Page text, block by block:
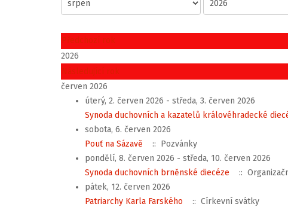
Předchozí rok
2026
Následující rok
červen 2026
úterý, 2. červen 2026 - středa, 3. červen 2026
Synoda duchovních a kazatelů královéhradecké
sobota, 6. červen 2026
Pouť na Sázavě
:: Pozvánky
pondělí, 8. červen 2026 - středa, 10. červen 2026
Synoda duchovních brněnské diecéze
::
pátek, 12. červen 2026
Patriarchy Karla Farského
:: Církevní svátky